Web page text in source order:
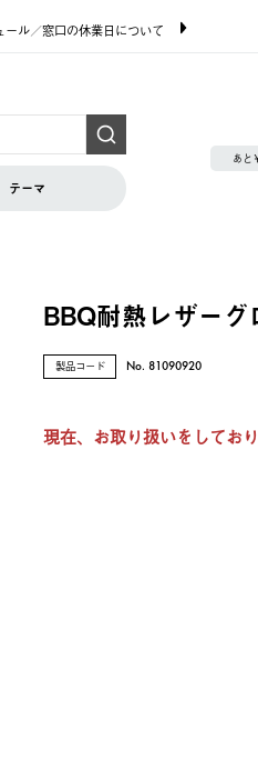
ル／窓口の休業日について
テーマ
あと
BBQ耐熱レザーグ
製品コード No. 81090920
現在、お取り扱いをしており